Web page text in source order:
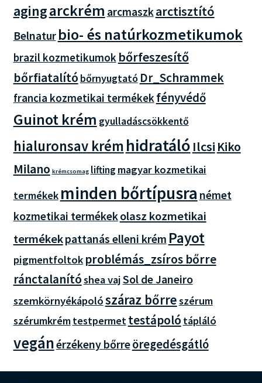
agingarckrém arcmaszkarctisztító
Belnatur bio- és natúrkozmetikumok
brazil kozmetikumok bőrfeszesítő
bőrfiatalító bőrnyugtató Dr_Schrammek
francia kozmetikai termékekfényvédő
Guinot krém gyulladáscsökkentő
hialuronsav krémhidratáló Ilcsi Kiko
Milano krémcsomag lifting magyar kozmetikai
termékek minden bőrtípusra német
kozmetikai termékekolasz kozmetikai
termékekpattanás elleni krém Payot
pigmentfoltok problémás_zsíros bőrre
ránctalanítóshea vajSol de Janeiro
szemkörnyékápolószáraz bőrreszérum
szérumkrémtestpermettestápoló tápláló
vegánérzékeny bőrreöregedésgátló